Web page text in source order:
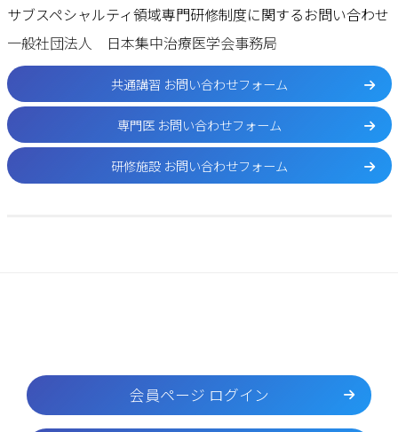
サブスペシャルティ領域専門研修制度に関するお問い合わせ
一般社団法人 日本集中治療医学会事務局
共通講習 お問い合わせフォーム
専門医 お問い合わせフォーム
研修施設 お問い合わせフォーム
会員ページ ログイン